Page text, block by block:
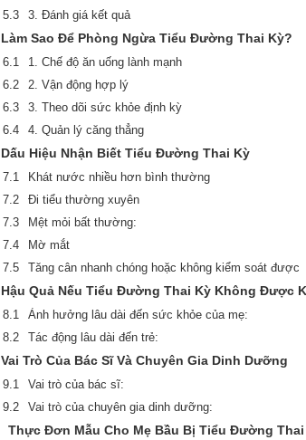
3. Đánh giá kết quả
Làm Sao Để Phòng Ngừa Tiểu Đường Thai Kỳ?
1. Chế độ ăn uống lành mạnh
2. Vận động hợp lý
3. Theo dõi sức khỏe định kỳ
4. Quản lý căng thẳng
Dấu Hiệu Nhận Biết Tiểu Đường Thai Kỳ
Khát nước nhiều hơn bình thường
Đi tiểu thường xuyên
Mệt mỏi bất thường:
Mờ mắt
Tăng cân nhanh chóng hoặc không kiểm soát được
Hậu Quả Nếu Tiểu Đường Thai Kỳ Không Được
Ảnh hưởng lâu dài đến sức khỏe của mẹ:
Tác động lâu dài đến trẻ:
Vai Trò Của Bác Sĩ Và Chuyên Gia Dinh Dưỡng
Vai trò của bác sĩ:
Vai trò của chuyên gia dinh dưỡng:
Thực Đơn Mẫu Cho Mẹ Bầu Bị Tiểu Đường